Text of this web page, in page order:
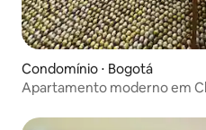
Condomínio ⋅ Bogotá
Apartamento moderno em